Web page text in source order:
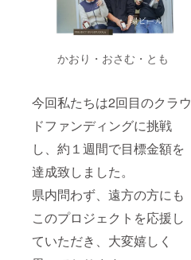
かおり・おさむ・とも
今回私たちは2回目のクラウ
ドファンディングに挑戦
し、約１週間で目標金額を
達成致しました。
県内問わず、遠方の方にも
このプロジェクトを応援し
ていただき、大変嬉しく